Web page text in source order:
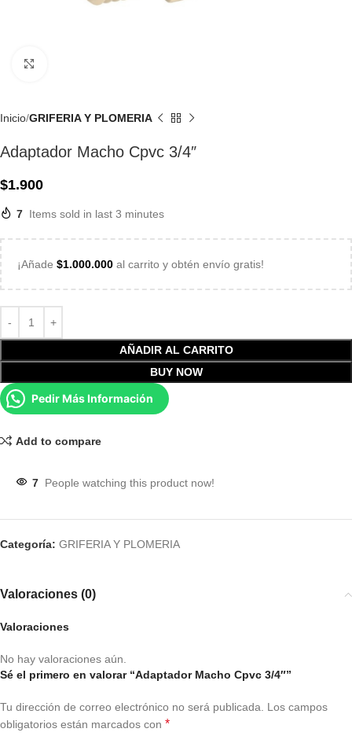
Inicio GRIFERIA Y PLOMERIA
Adaptador Macho Cpvc 3/4″
$1.900
7 Items sold in last 3 minutes
¡Añade $1.000.000 al carrito y obtén envío gratis!
AÑADIR AL CARRITO
BUY NOW
Pedir Más Información
Add to compare
7 People watching this product now!
Categoría: GRIFERIA Y PLOMERIA
Valoraciones (0)
Valoraciones
No hay valoraciones aún.
Sé el primero en valorar “Adaptador Macho Cpvc 3/4″”
Tu dirección de correo electrónico no será publicada.
Los campos
obligatorios están marcados con *